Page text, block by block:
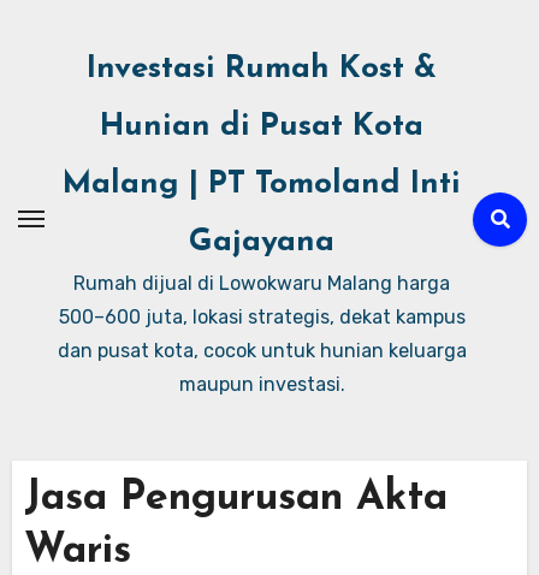
Investasi Rumah Kost &
Hunian di Pusat Kota
Malang | PT Tomoland Inti
Gajayana
Rumah dijual di Lowokwaru Malang harga
500–600 juta, lokasi strategis, dekat kampus
dan pusat kota, cocok untuk hunian keluarga
maupun investasi.
Jasa Pengurusan Akta
Waris